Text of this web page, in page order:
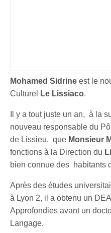
Mohamed Sidrineest le
Culturel
Le Lissiaco.
Il y a tout juste un an, à la
nouveau responsable du
de Lissieu, que Monsieur
fonctions à la Direction du
bien connue des habitants
Après des études
à Lyon 2, il a obtenu un
Approfondies avant un
Langage.